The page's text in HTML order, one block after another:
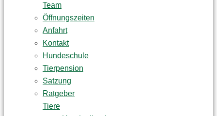
Team
Öffnungszeiten
Anfahrt
Kontakt
Hundeschule
Tierpension
Satzung
Ratgeber
Tiere